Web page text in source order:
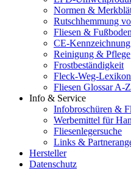
Normen &
Rutschhemmung
Fliesen &
CE-Kennzeichnung
Reinigung & Pflege
Frostbeständigkeit
Fleck-Weg-Lexikon
Fliesen Glossar A-Z
Info & Service
Infobroschüren &
Werbemittel für
Fliesenlegersuche
Links &
Hersteller
Datenschutz